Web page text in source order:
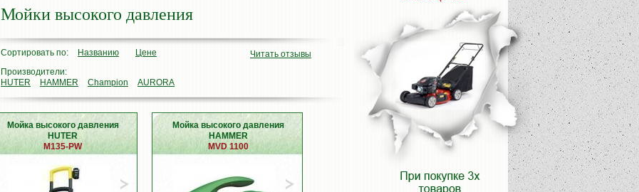
Мойки высокого давления
Сортировать по: Названию Цене
Читать отзывы
Производители:
HUTER
HAMMER Champion AURORA
Мойка высокого давления
HUTER
M135-PW
Мойка высокого давления
HAMMER
MVD 1100